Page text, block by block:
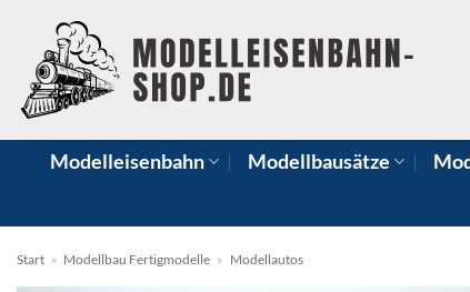
Inhalt
springen
Modelleisenbahn Modellbausätze
Start » Modellbau Fertigmodelle » Modellautos